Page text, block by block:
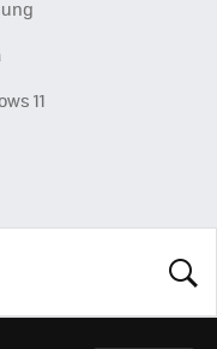
11